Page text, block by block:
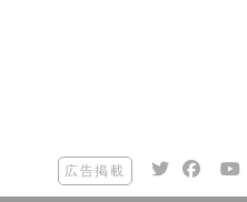
広告掲載